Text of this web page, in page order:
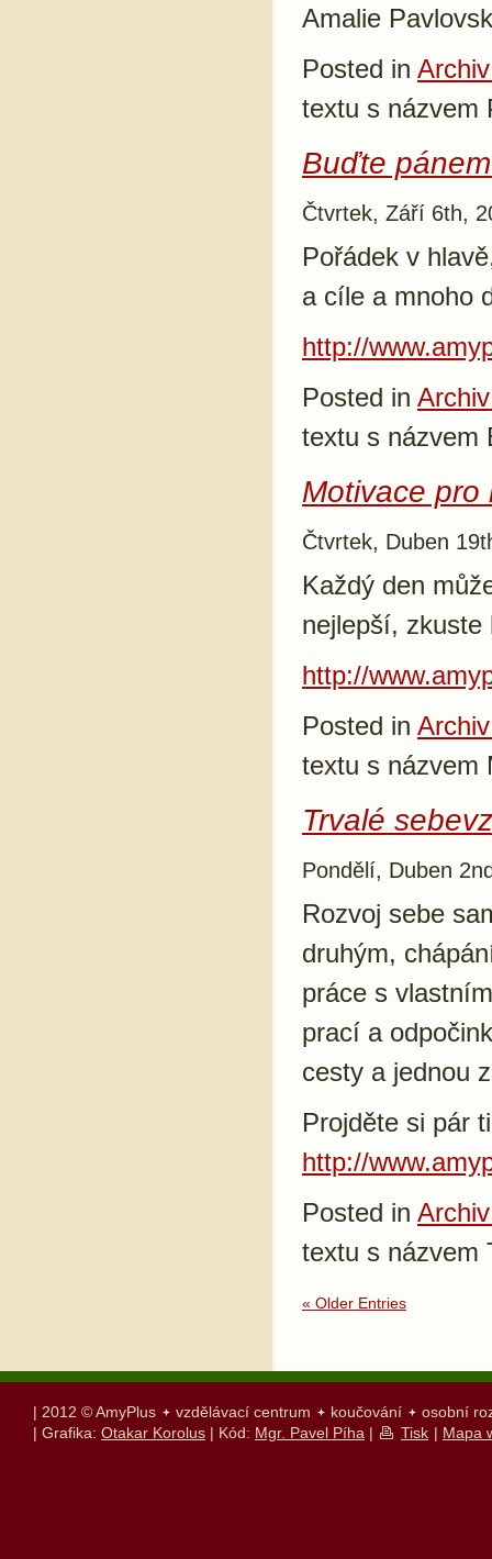
Amalie
Posted in
textu s názvem
Buďte
Čtvrtek, Září 6th,
Pořádek v
a cíle a mnoho
http://
Posted in
textu s názvem
Motivace pro
Čtvrtek, Duben
Každý den
nejlepší,
http://
Posted in
textu s názvem
Trvalé
Pondělí, Duben
Rozvoj sebe
druhým,
práce s
prací a
cesty a jednou
Projděte si pár
http://
Posted in
textu s názvem
« Older Entries
| 2012 © AmyPlus vzdělávací centrum koučování
osobní
| Grafika: Otakar Korolus | Kód: Mgr. Pavel Píha | Tisk | Mapa